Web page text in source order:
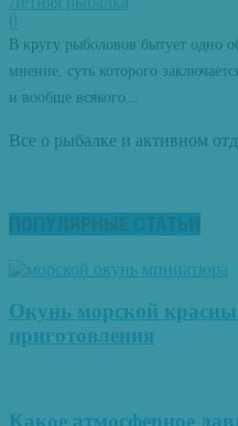
0
В кругу рыболовов бытует одно
мнение, суть которого
и вообще всякого...
Все о рыбалке и активном
ПОПУЛЯРНЫЕ СТАТЬИ
Окунь морской
приготовления
Какое атмосферное